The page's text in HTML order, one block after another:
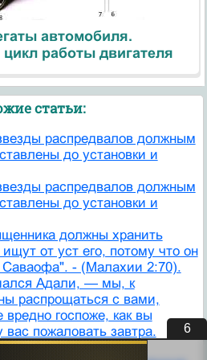
автомобиля.
работы двигателя
статьи:
распредвалов должным
до установки и
распредвалов должным
до установки и
должны хранить
от уст его, потому что он
Саваофа". - (Малахии 2:70).
Адали, — мы, к
распрощаться с вами,
госпоже, как вы
пожаловать завтра.
отец Мартин,
5